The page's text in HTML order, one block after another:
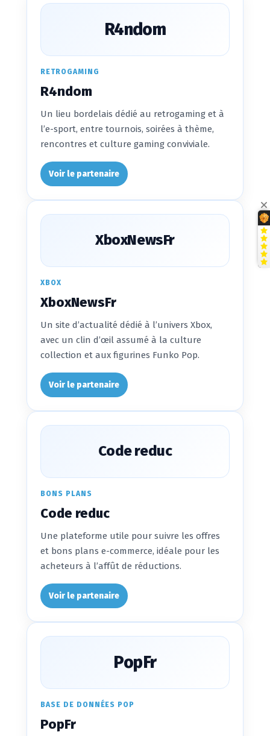
R4ndom
RETROGAMING
R4ndom
Un lieu bordelais dédié au retrogaming et à
l’e-sport, entre tournois, soirées à thème,
rencontres et culture gaming conviviale.
Voir le partenaire
XboxNewsFr
XBOX
XboxNewsFr
Un site d’actualité dédié à l’univers Xbox,
avec un clin d’œil assumé à la culture
collection et aux figurines Funko Pop.
Voir le partenaire
Code reduc
BONS PLANS
Code reduc
Une plateforme utile pour suivre les offres
et bons plans e-commerce, idéale pour les
acheteurs à l’affût de réductions.
Voir le partenaire
PopFr
BASE DE DONNÉES POP
PopFr